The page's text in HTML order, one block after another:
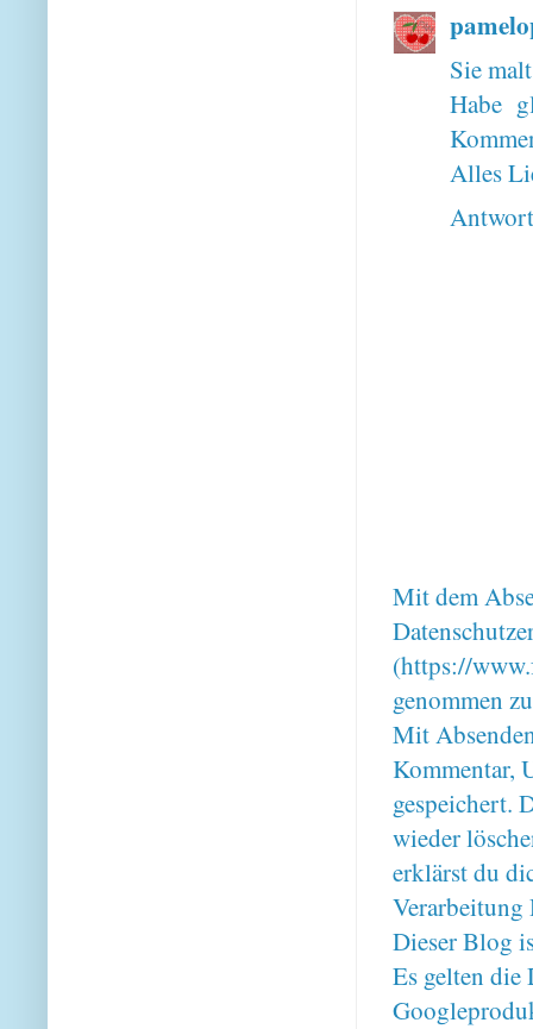
Sie
Habe
Alles
Mit dem
(https://
genommen
Mit
Kommentar,
gespeichert.
wieder
erklärst du
Verarbeitung
Dieser Blog
Es gelten